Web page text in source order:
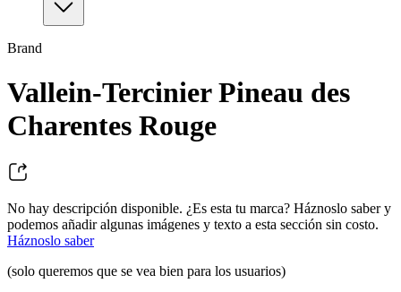
Brand
Vallein-Tercinier Pineau des
Charentes Rouge
No hay descripción disponible. ¿Es esta tu marca? Háznoslo saber y
podemos añadir algunas imágenes y texto a esta sección sin costo.
Háznoslo saber
(solo queremos que se vea bien para los usuarios)